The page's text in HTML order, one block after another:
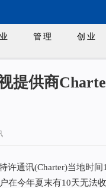
管理 创业
提供商
通讯(Charter)当地时间
在今年夏末有10天无法